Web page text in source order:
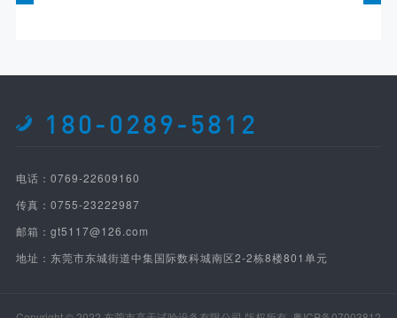
180-0289-5812
电话：0769-22609160
传真：0755-23222987
邮箱：gt5117@126.com
地址：东莞市东城街道中集国际数科城南区2-2栋8楼801单元